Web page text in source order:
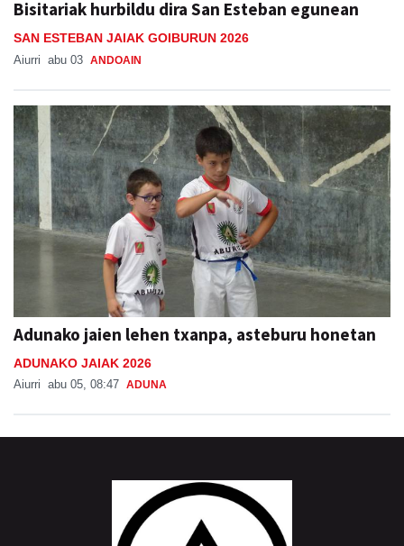
Bisitariak hurbildu dira San Esteban egunean
SAN ESTEBAN JAIAK GOIBURUN 2026
Aiurri abu 03 ANDOAIN
Adunako jaien lehen txanpa, asteburu honetan
ADUNAKO JAIAK 2026
Aiurri abu 05, 08:47 ADUNA